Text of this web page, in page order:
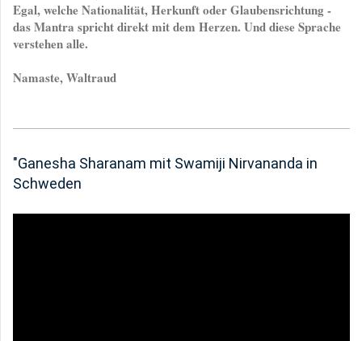
Egal, welche Nationalität, Herkunft oder Glaubensrichtung -
das Mantra spricht direkt mit dem Herzen. Und diese Sprache
verstehen alle.
Namaste, Waltraud
"Ganesha Sharanam mit Swamiji Nirvananda in
Schweden